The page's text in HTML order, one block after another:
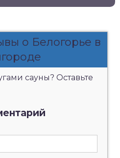
о Белогорье в
сауны? Оставьте